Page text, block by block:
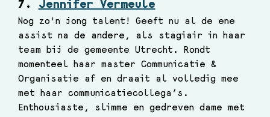
7. Jennifer Vermeule
Nog zo'n jong talent! Geeft nu al de ene
assist na de andere, als stagiair in haar
team bij de gemeente Utrecht. Rondt
momenteel haar master Communicatie &
Organisatie af en draait al volledig mee
met haar communicatiecollega’s.
Enthousiaste, slimme en gedreven dame met